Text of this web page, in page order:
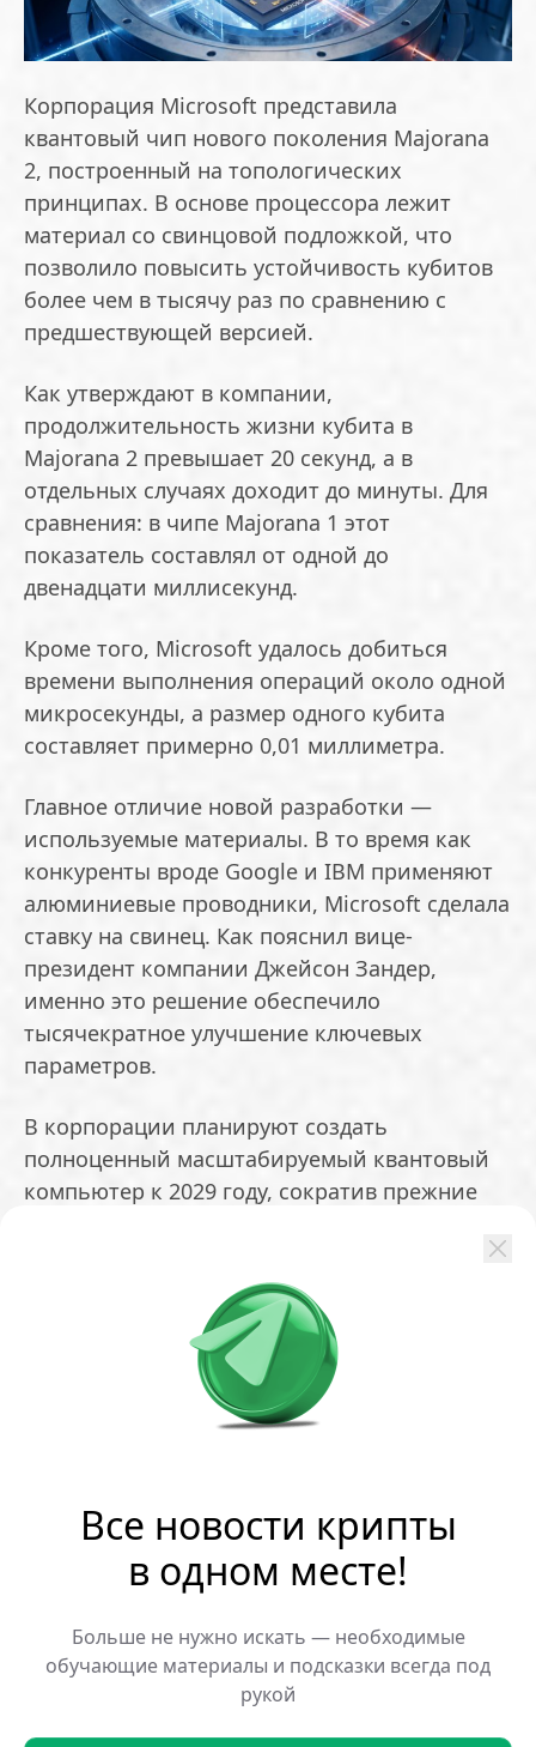
Все новости крипты
в одном месте!
Больше не нужно искать — необходимые
обучающие материалы и подсказки всегда под
рукой
Корпорация Microsoft представила
квантовый чип нового поколения Majorana
2, построенный на топологических
принципах. В основе процессора лежит
материал со свинцовой подложкой, что
позволило повысить устойчивость кубитов
более чем в тысячу раз по сравнению с
предшествующей версией.
Как утверждают в компании,
продолжительность жизни кубита в
Majorana 2 превышает 20 секунд, а в
отдельных случаях доходит до минуты. Для
сравнения: в чипе Majorana 1 этот
показатель составлял от одной до
двенадцати миллисекунд.
Кроме того, Microsoft удалось добиться
времени выполнения операций около одной
микросекунды, а размер одного кубита
составляет примерно 0,01 миллиметра.
Главное отличие новой разработки —
используемые материалы. В то время как
конкуренты вроде Google и IBM применяют
алюминиевые проводники, Microsoft сделала
ставку на свинец. Как пояснил вице-
президент компании Джейсон Зандер,
именно это решение обеспечило
тысячекратное улучшение ключевых
параметров.
В корпорации планируют создать
полноценный масштабируемый квантовый
компьютер к 2029 году, сократив прежние
Помощь искусственного интеллекта
В Microsoft также отметили, что
искусственный интеллект сыграл важную
роль в поиске материалов и
научные работы, подбирали подходящие
соединения, автоматизировали замеры,
улучшали технологические цепочки и
стабильность кубитов.
Одновременно компания открыла общий
доступ к платформе Microsoft Discovery,